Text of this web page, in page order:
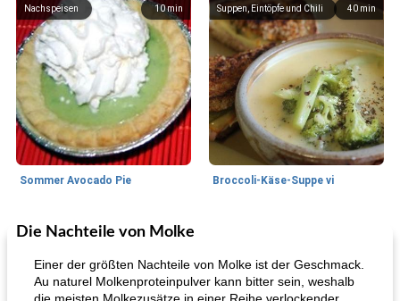
10min
Nachspeisen
Sommer Avocado Pie
40 min
Suppen, Eintöpfe und Chili
Broccoli-Käse-Suppe vi
35min
Kurs
Die Nachteile von Molke
Einer der größten Nachteile von Molke ist der Geschmack.
Au naturel Molkenproteinpulver kann bitter sein, weshalb